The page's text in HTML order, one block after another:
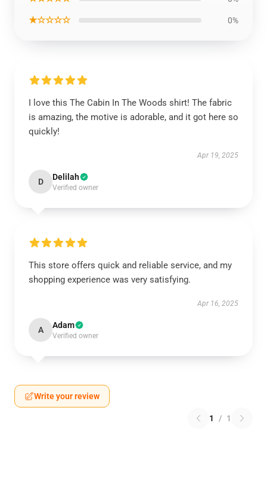
★☆☆☆☆ 0%
I love this The Cabin In The Woods shirt! The fabric
is amazing, the motive is adorable, and it got here so
quickly!
Apr 19, 2025
D Delilah
Verified owner
This store offers quick and reliable service, and my
shopping experience was very satisfying.
Apr 16, 2025
A Adam
Verified owner
Write your review
1 / 1